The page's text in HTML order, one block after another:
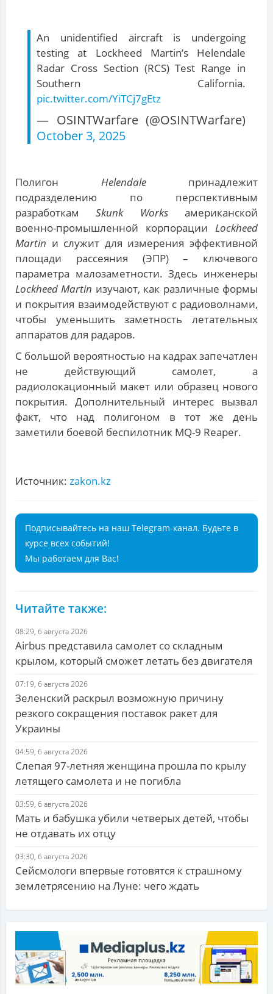
An unidentified aircraft is undergoing
testing at Lockheed Martin’s Helendale
Radar Cross Section (RCS) Test Range in
Southern California.
pic.twitter.com/YiTCj7gEtz
— OSINTWarfare (@OSINTWarfare)
October 3, 2025
Полигон Helendale принадлежит
подразделению по перспективным
разработкам Skunk Works американской
военно-промышленной корпорации Lockheed
Martin и служит для измерения эффективной
площади рассеяния (ЭПР) – ключевого
параметра малозаметности. Здесь инженеры
Lockheed Martin изучают, как различные формы
и покрытия взаимодействуют с радиоволнами,
чтобы уменьшить заметность летательных
аппаратов для радаров.
С большой вероятностью на кадрах запечатлен
не действующий самолет, а
радиолокационный макет или образец нового
покрытия. Дополнительный интерес вызвал
факт, что над полигоном в тот же день
заметили боевой беспилотник MQ-9 Reaper.
Источник: zakon.kz
Подписывайтесь на наш Telegram-канал. Будьте в
курсе всех событий!
Мы работаем для Вас!
Читайте также:
08:29, 6 августа 2026
Airbus представила самолет со складным
крылом, который сможет летать без двигателя
07:19, 6 августа 2026
Зеленский раскрыл возможную причину
резкого сокращения поставок ракет для
Украины
04:59, 6 августа 2026
Слепая 97-летняя женщина прошла по крылу
летящего самолета и не погибла
03:59, 6 августа 2026
Мать и бабушка убили четверых детей, чтобы
не отдавать их отцу
03:30, 6 августа 2026
Сейсмологи впервые готовятся к страшному
землетрясению на Луне: чего ждать